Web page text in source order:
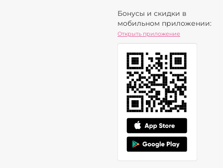
Бонусы и скидки в
мобильном приложении:
Открыть приложение